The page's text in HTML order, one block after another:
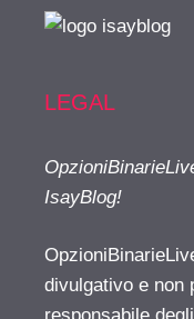
LEGAL
IsayBlog!
divulgativo e non